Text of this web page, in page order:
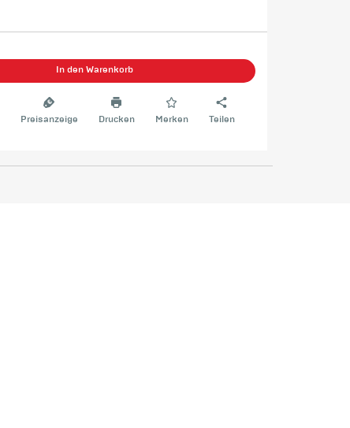
In den Warenkorb
Preisanzeige Drucken Merken Teilen